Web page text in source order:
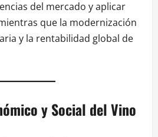
del mercado y aplicar
que la modernización
y la rentabilidad global de
y Social del Vino